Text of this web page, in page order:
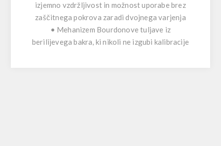
izjemno vzdržljivost in možnost uporabe brez
zaščitnega pokrova zaradi dvojnega varjenja
• Mehanizem Bourdonove tuljave iz
berilijevega bakra, ki nikoli ne izgubi kalibracije